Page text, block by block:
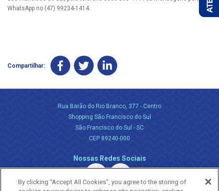
WhatsApp no (47) 99234-1414.
Compartilhar:
Rua Barão do Rio Branco, 377 - Centro
Shopping São Francisco do Sul
São Francisco do Sul - SC
CEP 89240-000
Nossas Redes Sociais
By clicking “Accept All Cookies”, you agree to the storing of